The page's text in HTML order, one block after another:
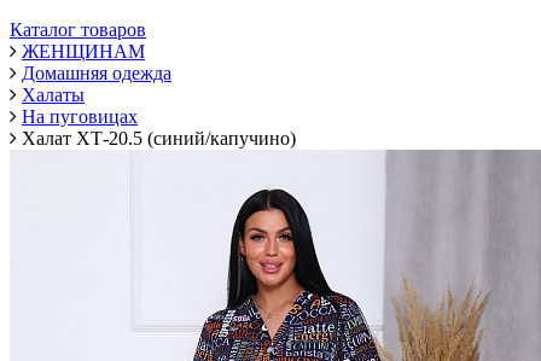
Каталог товаров
ЖЕНЩИНАМ
Домашняя одежда
Халаты
На пуговицах
Халат ХТ-20.5 (синий/капучино)